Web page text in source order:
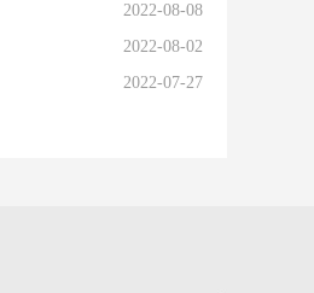
2022-08-08
2022-08-02
2022-07-27